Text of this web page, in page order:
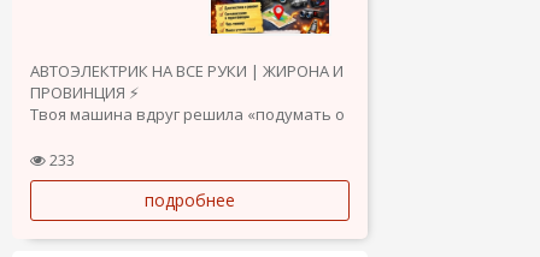
АВТОЭЛЕКТРИК НА ВСЕ РУКИ | ЖИРОНА И
ПРОВИНЦИЯ ⚡
Твоя машина вдруг решила «подумать о
или просто ведёт себя странно?
Спокойно — я уже в пути
Что умею (и люблю делать):
• Диагностика любых авто (быстро и по
делу)
233
подробнее